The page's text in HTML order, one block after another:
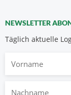
NEWSLETTER
Täglich aktuelle
Nachname